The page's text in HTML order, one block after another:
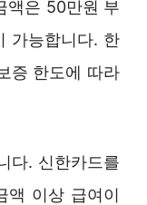
액은 50만원 부
가능합니다. 한
증 한도에 따라
다. 신한카드를
액 이상 급여이